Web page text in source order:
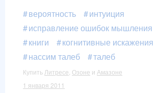
вероятность
интуиция
исправление ошибок мышления
книги
когнитивные искажения
нассим талеб
талеб
Купить Литресе Озоне и Амазоне
1 января 2011